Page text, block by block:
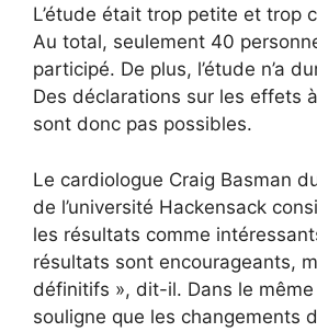
L’étude était trop petite et trop
Au total, seulement 40
participé. De plus, l’étude n’a
Des déclarations sur les effets
sont donc pas possibles.
Le cardiologue Craig Basman
de l’université Hackensack
les résultats comme
résultats sont encourageants,
définitifs », dit-il. Dans le
souligne que les changements